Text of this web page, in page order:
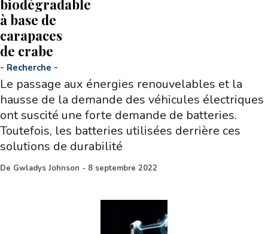
biodégradable
à base de
carapaces
de crabe
- Recherche -
Le passage aux énergies renouvelables et la
hausse de la demande des véhicules électriques
ont suscité une forte demande de batteries.
Toutefois, les batteries utilisées derrière ces
solutions de durabilité
De Gwladys Johnson - 8 septembre 2022